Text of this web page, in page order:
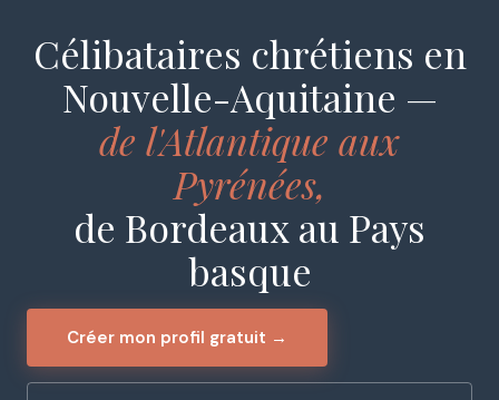
Célibataires chrétiens en
Nouvelle-Aquitaine —
de l'Atlantique aux
Pyrénées,
de Bordeaux au Pays
basque
Créer mon profil gratuit →